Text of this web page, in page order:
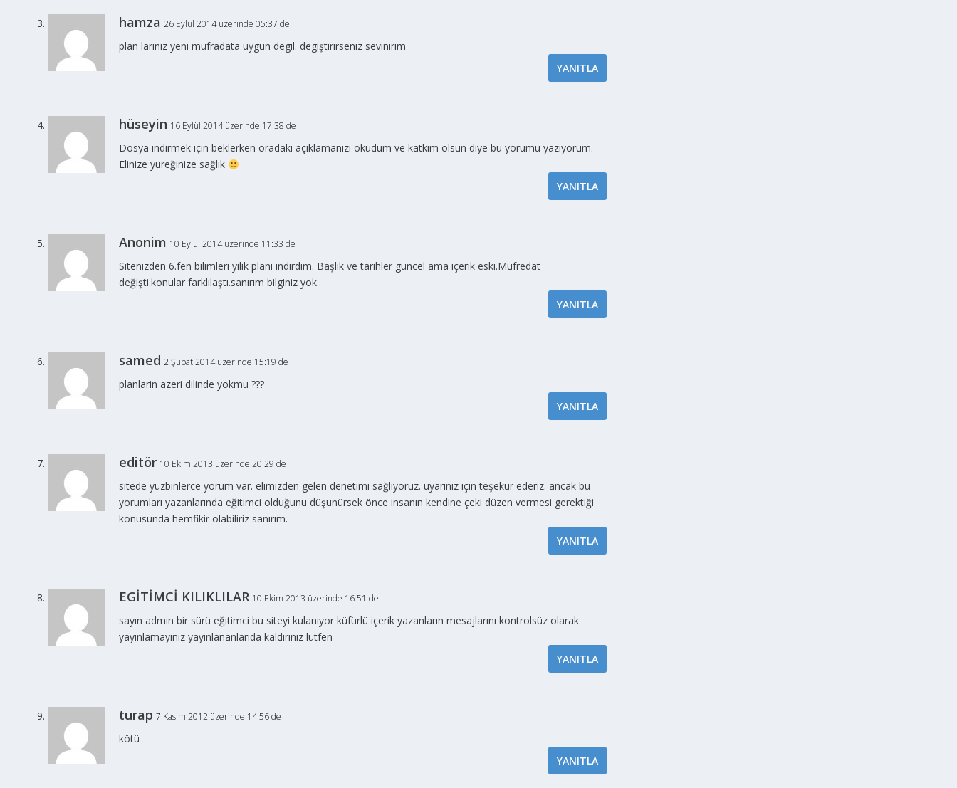
hamza 26 Eylül 2014 üzerinde 05:37 de
plan larınız yeni müfradata uygun degil. degiştirirseniz sevinirim
YANITLA
hüseyin 16 Eylül 2014 üzerinde 17:38 de
Dosya indirmek için beklerken oradaki açıklamanızı okudum ve katkım olsun diye bu yorumu yazıyorum.
Elinize yüreğinize sağlık
YANITLA
Anonim 10 Eylül 2014 üzerinde 11:33 de
Sitenizden 6.fen bilimleri yılık planı indirdim. Başlık ve tarihler güncel ama içerik eski.Müfredat
değişti.konular farklılaştı.sanırım bilginiz yok.
YANITLA
samed 2 Şubat 2014 üzerinde 15:19 de
planlarin azeri dilinde yokmu ???
YANITLA
editör 10 Ekim 2013 üzerinde 20:29 de
sitede yüzbinlerce yorum var. elimizden gelen denetimi sağlıyoruz. uyarınız için teşekür ederiz. ancak bu
yorumları yazanlarında eğitimci olduğunu düşünürsek önce insanın kendine çeki düzen vermesi gerektiği
konusunda hemfikir olabiliriz sanırım.
YANITLA
EGİTİMCİ KILIKLILAR 10 Ekim 2013 üzerinde 16:51 de
sayın admin bir sürü eğitimci bu siteyi kulanıyor küfürlü içerik yazanların mesajlarını kontrolsüz olarak
yayınlamayınız yayınlananlarıda kaldırınız lütfen
YANITLA
turap 7 Kasım 2012 üzerinde 14:56 de
kötü
YANITLA